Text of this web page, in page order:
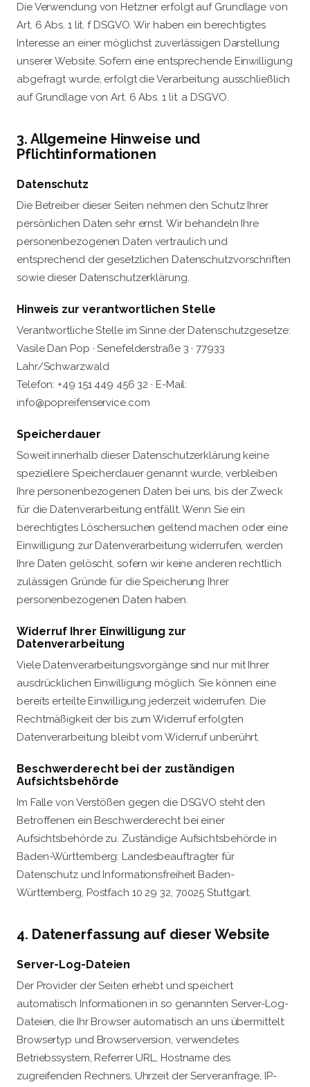
Die Verwendung von Hetzner erfolgt auf Grundlage von
Art. 6 Abs. 1 lit. f DSGVO. Wir haben ein berechtigtes
Interesse an einer möglichst zuverlässigen Darstellung
unserer Website. Sofern eine entsprechende Einwilligung
abgefragt wurde, erfolgt die Verarbeitung ausschließlich
auf Grundlage von Art. 6 Abs. 1 lit. a DSGVO.
3. Allgemeine Hinweise und
Pflichtinformationen
Datenschutz
Die Betreiber dieser Seiten nehmen den Schutz Ihrer
persönlichen Daten sehr ernst. Wir behandeln Ihre
personenbezogenen Daten vertraulich und
entsprechend der gesetzlichen Datenschutzvorschriften
sowie dieser Datenschutzerklärung.
Hinweis zur verantwortlichen Stelle
Verantwortliche Stelle im Sinne der Datenschutzgesetze:
Vasile Dan Pop · Senefelderstraße 3 · 77933
Lahr/Schwarzwald
Telefon: +49 151 449 456 32 · E-Mail:
info@popreifenservice.com
Speicherdauer
Soweit innerhalb dieser Datenschutzerklärung keine
speziellere Speicherdauer genannt wurde, verbleiben
Ihre personenbezogenen Daten bei uns, bis der Zweck
für die Datenverarbeitung entfällt. Wenn Sie ein
berechtigtes Löschersuchen geltend machen oder eine
Einwilligung zur Datenverarbeitung widerrufen, werden
Ihre Daten gelöscht, sofern wir keine anderen rechtlich
zulässigen Gründe für die Speicherung Ihrer
personenbezogenen Daten haben.
Widerruf Ihrer Einwilligung zur
Datenverarbeitung
Viele Datenverarbeitungsvorgänge sind nur mit Ihrer
ausdrücklichen Einwilligung möglich. Sie können eine
bereits erteilte Einwilligung jederzeit widerrufen. Die
Rechtmäßigkeit der bis zum Widerruf erfolgten
Datenverarbeitung bleibt vom Widerruf unberührt.
Beschwerderecht bei der zuständigen
Aufsichtsbehörde
Im Falle von Verstößen gegen die DSGVO steht den
Betroffenen ein Beschwerderecht bei einer
Aufsichtsbehörde zu. Zuständige Aufsichtsbehörde in
Baden-Württemberg: Landesbeauftragter für
Datenschutz und Informationsfreiheit Baden-
Württemberg, Postfach 10 29 32, 70025 Stuttgart.
4. Datenerfassung auf dieser Website
Server-Log-Dateien
Der Provider der Seiten erhebt und speichert
automatisch Informationen in so genannten Server-Log-
Dateien, die Ihr Browser automatisch an uns übermittelt:
Browsertyp und Browserversion, verwendetes
Betriebssystem, Referrer URL, Hostname des
zugreifenden Rechners, Uhrzeit der Serveranfrage, IP-